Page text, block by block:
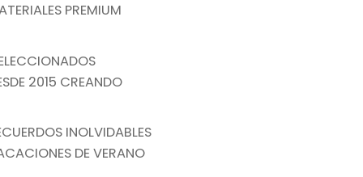
PREMIUM
2015 CREANDO
INOLVIDABLES
DE VERANO